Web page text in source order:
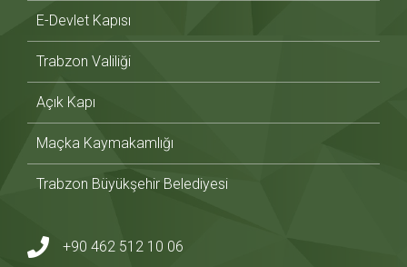
E-Devlet Kapısı
Trabzon Valiliği
Açık Kapı
Maçka Kaymakamlığı
Trabzon Büyükşehir Belediyesi
+90 462 512 10 06